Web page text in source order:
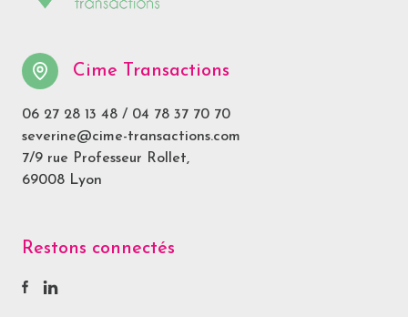
Cime Transactions
06 27 28 13 48 / 04 78 37 70 70
severine@cime-transactions.com
7/9 rue Professeur Rollet,
69008 Lyon
Restons connectés